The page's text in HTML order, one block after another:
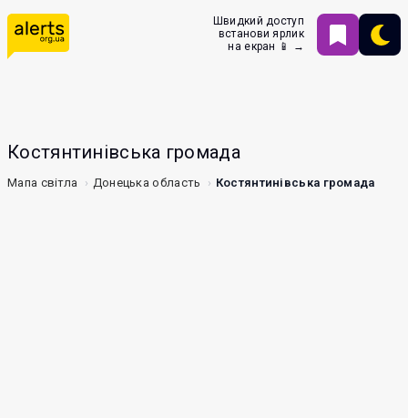
Швидкий доступ
встанови ярлик
на екран 📱 →
Костянтинівська громада
Мапа світла Донецька область Костянтинівська громада